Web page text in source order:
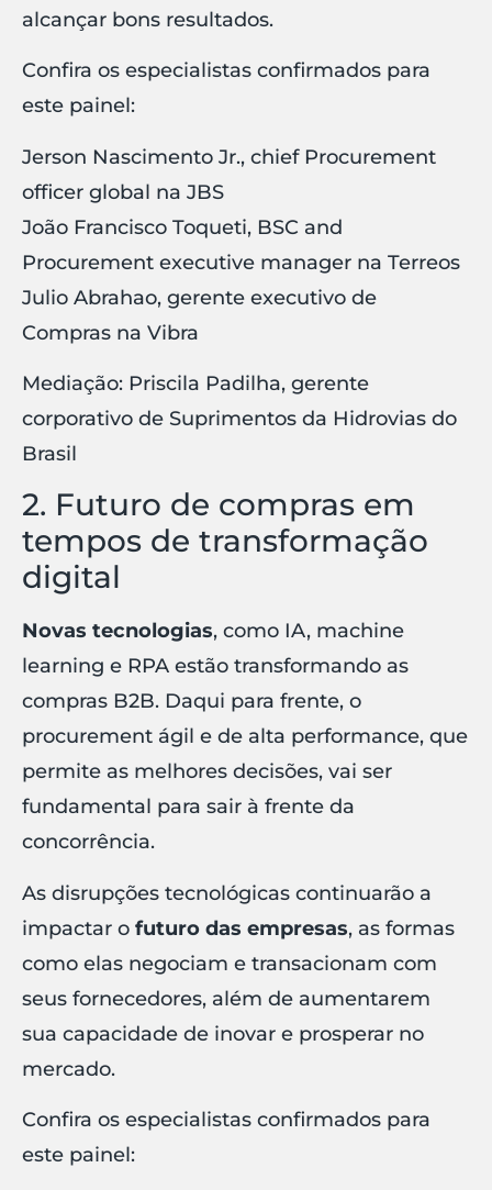
alcançar bons resultados.
Confira os especialistas confirmados para
este painel:
Jerson Nascimento Jr., chief Procurement
officer global na JBS
João Francisco Toqueti, BSC and
Procurement executive manager na Terreos
Julio Abrahao, gerente executivo de
Compras na Vibra
Mediação: Priscila Padilha, gerente
corporativo de Suprimentos da Hidrovias do
Brasil
2. Futuro de compras em
tempos de transformação
digital
Novas tecnologias, como IA, machine
learning e RPA estão transformando as
compras B2B. Daqui para frente, o
procurement ágil e de alta performance, que
permite as melhores decisões, vai ser
fundamental para sair à frente da
concorrência.
As disrupções tecnológicas continuarão a
impactar o futuro das empresas, as formas
como elas negociam e transacionam com
seus fornecedores, além de aumentarem
sua capacidade de inovar e prosperar no
mercado.
Confira os especialistas confirmados para
este painel: